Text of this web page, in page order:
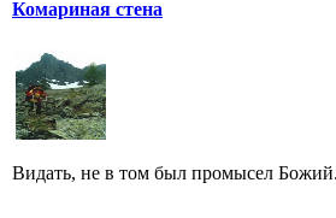
Комариная стена
Видать, не в том был промысел